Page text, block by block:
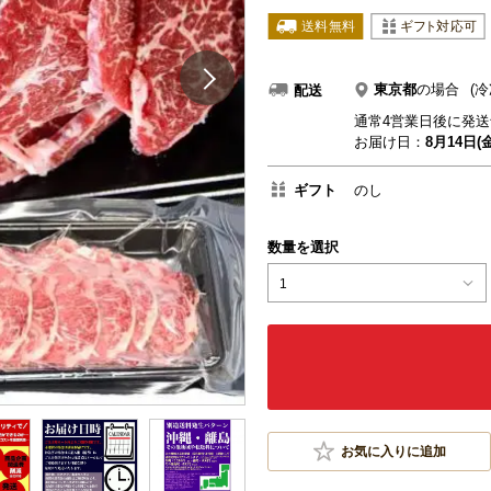
配送 東京都の場合
(
通常4営業日後に発
お届け日： 8月14日(
ギフト のし
数量を選択
1
お気に入りに追加